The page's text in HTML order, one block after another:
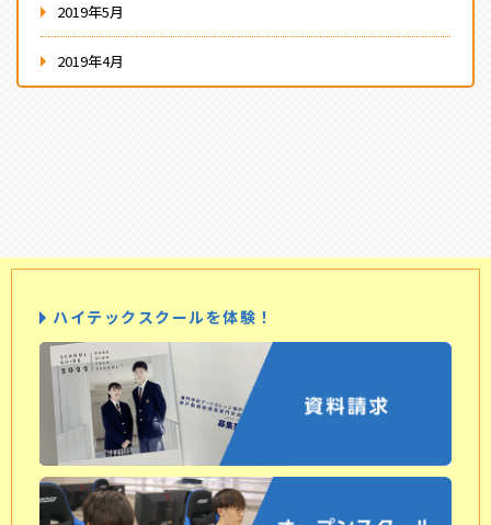
2019年5月
2019年4月
ハイテックスクールを体験！